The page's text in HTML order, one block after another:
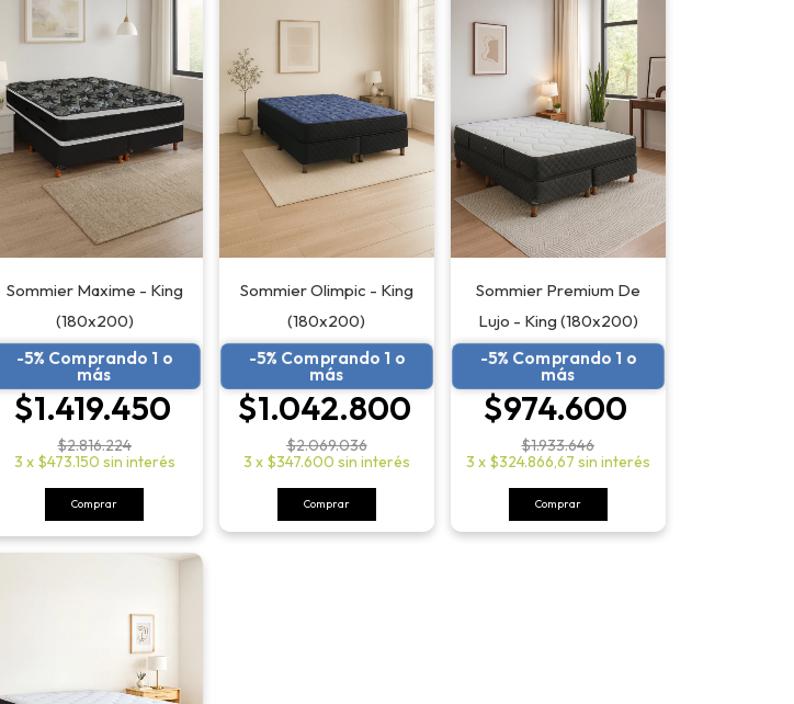
Sommier Maxime - King
(180x200)
-5% Comprando 1 o
más
$1.419.450
$2.816.224
3 x $473.150 sin interés
Sommier Olimpic - King
(180x200)
-5% Comprando 1 o
más
$1.042.800
$2.069.036
3 x $347.600 sin interés
Comprar
Sommier Premium De
Lujo - King (180x200)
-5% Comprando 1 o
más
$974.600
$1.933.646
3 x $324.866,67 sin interés
Comprar